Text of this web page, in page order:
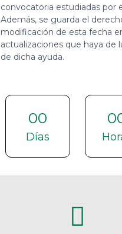
convocatoria estudiadas por
Además, se guarda el
modificación de esta fecha
actualizaciones que haya de
de dicha ayuda.
00
Días